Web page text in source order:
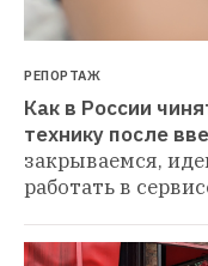
РЕПОРТАЖ
Как в России
технику после
закрываемся,
работать в